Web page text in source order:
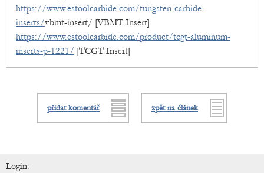
https://www.estoolcarbide.com/tungsten-carbide-
inserts/vbmt-insert/ [VBMT Insert]
https://www.estoolcarbide.com/product/tcgt-aluminum-
inserts-p-1221/ [TCGT Insert]
přidat komentář zpět na článek
Login: